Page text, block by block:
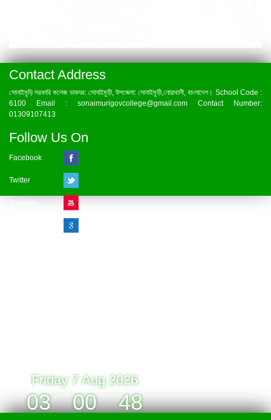
Contact Address
সোনাইমুড়ি সরকারি কলেজ ডাকঘর: সোনাইমুড়ী, উপজেলা: সোনাইমুড়ী,নোয়াখালী, বাংলাদেশ। School Code :
6100 Email : sonaimurigovcollege@gmail.com Contact Number:
01309107413
Follow Us On
Facebook
Twitter
Youtube
Friday 7 Aug 2026
03 : 00 : 48